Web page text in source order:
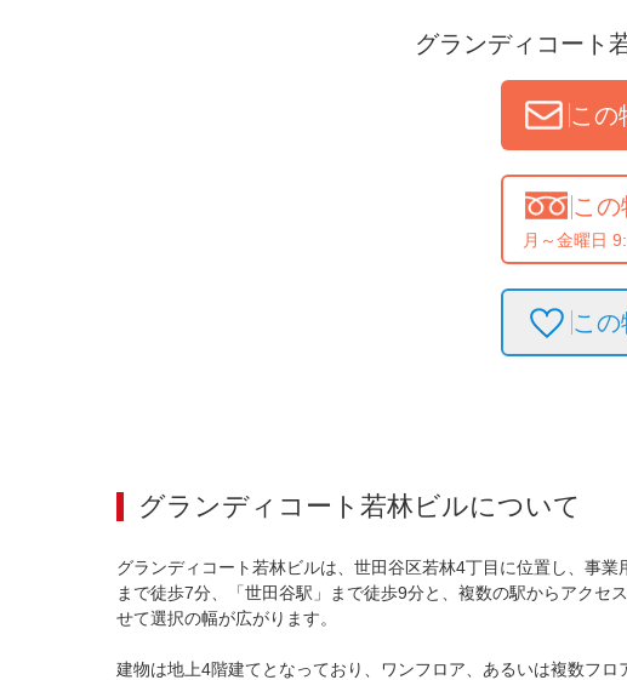
グランディコート
この
この
月～金曜日
こ
グランディコート若林ビルについて
グランディコート若林ビルは、世田谷区若林4丁目に位置し、事
まで徒歩7分、「世田谷駅」まで徒歩9分と、複数の駅からアク
せて選択の幅が広がります。
建物は地上4階建てとなっており、ワンフロア、あるいは複数フ